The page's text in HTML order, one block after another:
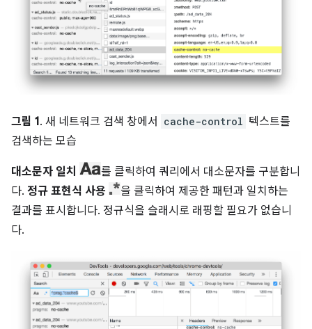
그림 1. 새 네트워크 검색 창에서 cache-control 텍스트를
검색하는 모습
대소문자 일치
를 클릭하여 쿼리에서 대소문자를 구분합니
다. 정규 표현식 사용
을 클릭하여 제공한 패턴과 일치하는
결과를 표시합니다. 정규식을 슬래시로 래핑할 필요가 없습니
다.